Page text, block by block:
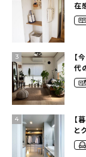
在
シ
ん）
3
【
代
（
4
【
と
ス
ん）